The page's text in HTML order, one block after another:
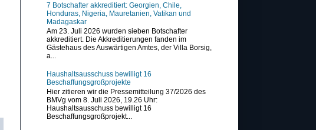
7 Botschafter akkreditiert: Georgien, Chile,
Honduras, Nigeria, Mauretanien, Vatikan und
Madagaskar
Am 23. Juli 2026 wurden sieben Botschafter
akkreditiert. Die Akkreditierungen fanden im
Gästehaus des Auswärtigen Amtes, der Villa Borsig,
a...
Haushaltsausschuss bewilligt 16
Beschaffungsgroßprojekte
Hier zitieren wir die Pressemitteilung 37/2026 des
BMVg vom 8. Juli 2026, 19.26 Uhr:
Haushaltsausschuss bewilligt 16
Beschaffungsgroßprojekt...